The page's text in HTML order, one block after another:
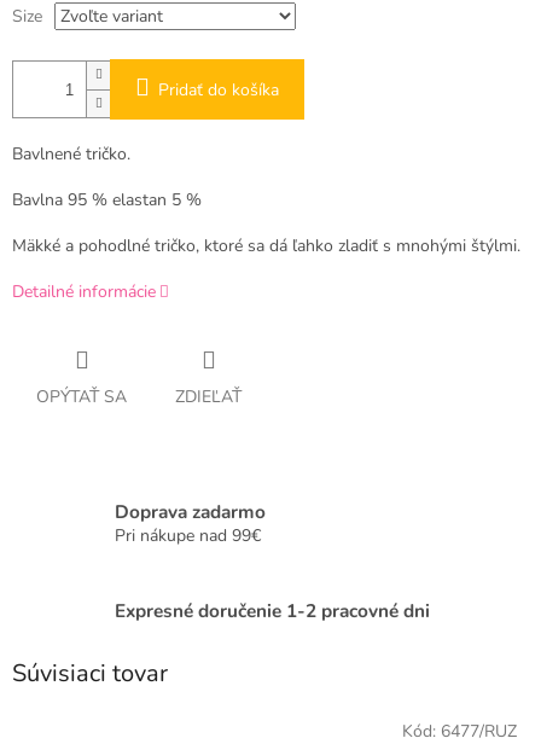
Size
Pridať do košíka
Bavlnené tričko.
Bavlna 95 % elastan 5 %
Mäkké a pohodlné tričko, ktoré sa dá ľahko zladiť s mnohými štýlmi.
Detailné informácie
OPÝTAŤ SA ZDIEĽAŤ
Doprava zadarmo
Pri nákupe nad 99€
Expresné doručenie 1-2 pracovné dni
Súvisiaci tovar
Kód: 6477/RUZ